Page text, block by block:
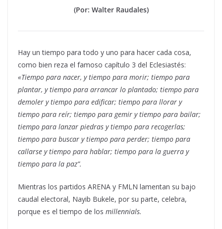
(Por: Walter Raudales)
Hay un tiempo para todo y uno para hacer cada cosa,
como bien reza el famoso capítulo 3 del Eclesiastés:
«Tiempo para nacer, y tiempo para morir; tiempo para
plantar, y tiempo para arrancar lo plantado; tiempo para
demoler y tiempo para edificar; tiempo para llorar y
tiempo para reír; tiempo para gemir y tiempo para bailar;
tiempo para lanzar piedras y tiempo para recogerlas;
tiempo para buscar y tiempo para perder; tiempo para
callarse y tiempo para hablar; tiempo para la guerra y
tiempo para la paz”.
Mientras los partidos ARENA y FMLN lamentan su bajo
caudal electoral, Nayib Bukele, por su parte, celebra,
porque es el tiempo de los millennials.